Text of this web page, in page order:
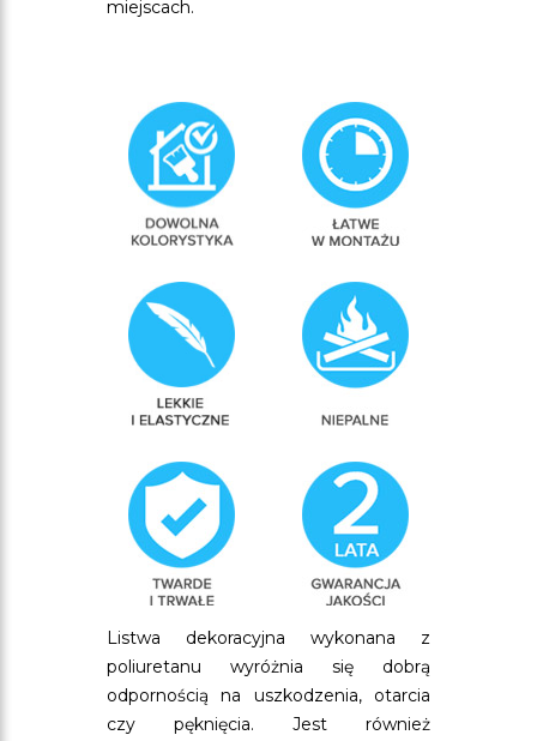
miejscach.
Listwa dekoracyjna wykonana z
poliuretanu wyróżnia się dobrą
odpornością na uszkodzenia, otarcia
czy pęknięcia. Jest również